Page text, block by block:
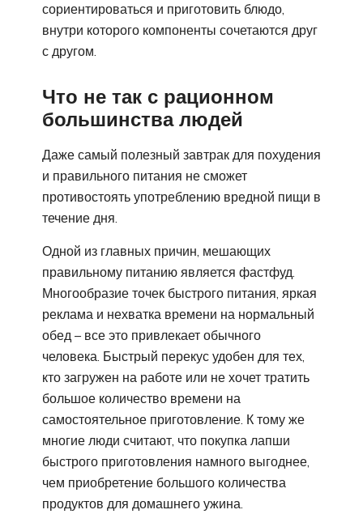
сориентироваться и приготовить блюдо,
внутри которого компоненты сочетаются друг
с другом.
Что не так с рационном
большинства людей
Даже самый полезный завтрак для похудения
и правильного питания не сможет
противостоять употреблению вредной пищи в
течение дня.
Одной из главных причин, мешающих
правильному питанию является фастфуд.
Многообразие точек быстрого питания, яркая
реклама и нехватка времени на нормальный
обед – все это привлекает обычного
человека. Быстрый перекус удобен для тех,
кто загружен на работе или не хочет тратить
большое количество времени на
самостоятельное приготовление. К тому же
многие люди считают, что покупка лапши
быстрого приготовления намного выгоднее,
чем приобретение большого количества
продуктов для домашнего ужина.